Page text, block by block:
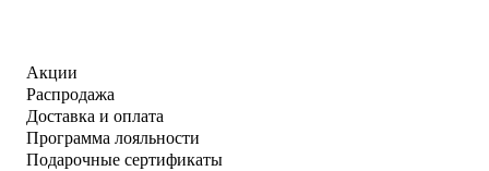
Акции
Распродажа
Доставка и оплата
Программа лояльности
Подарочные сертификаты